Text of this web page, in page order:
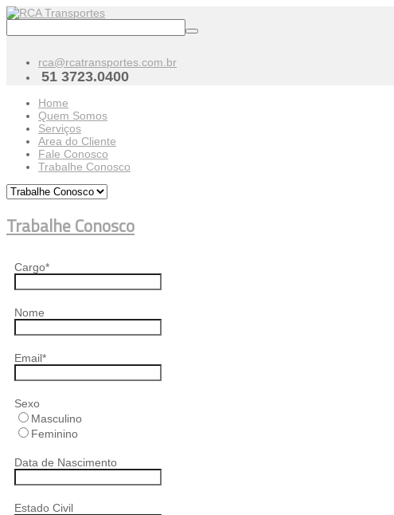
rca@rcatransportes.com.br
51 3723.0400
Home
Quem Somos
Serviços
Area do Cliente
Fale Conosco
Trabalhe Conosco
Trabalhe Conosco
Cargo*
Nome
Email*
Sexo
Masculino
Feminino
Data de Nascimento
Estado Civil